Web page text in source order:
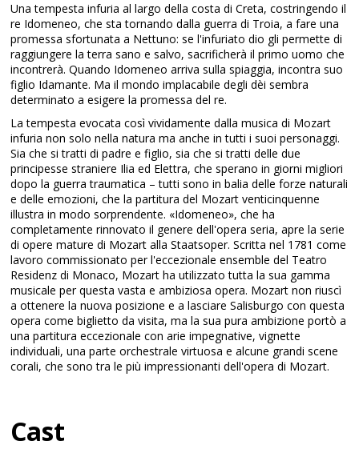
Una tempesta infuria al largo della costa di Creta, costringendo il
re Idomeneo, che sta tornando dalla guerra di Troia, a fare una
promessa sfortunata a Nettuno: se l'infuriato dio gli permette di
raggiungere la terra sano e salvo, sacrificherà il primo uomo che
incontrerà. Quando Idomeneo arriva sulla spiaggia, incontra suo
figlio Idamante. Ma il mondo implacabile degli dèi sembra
determinato a esigere la promessa del re.
La tempesta evocata così vividamente dalla musica di Mozart
infuria non solo nella natura ma anche in tutti i suoi personaggi.
Sia che si tratti di padre e figlio, sia che si tratti delle due
principesse straniere Ilia ed Elettra, che sperano in giorni migliori
dopo la guerra traumatica – tutti sono in balia delle forze naturali
e delle emozioni, che la partitura del Mozart venticinquenne
illustra in modo sorprendente. «Idomeneo», che ha
completamente rinnovato il genere dell'opera seria, apre la serie
di opere mature di Mozart alla Staatsoper. Scritta nel 1781 come
lavoro commissionato per l'eccezionale ensemble del Teatro
Residenz di Monaco, Mozart ha utilizzato tutta la sua gamma
musicale per questa vasta e ambiziosa opera. Mozart non riuscì
a ottenere la nuova posizione e a lasciare Salisburgo con questa
opera come biglietto da visita, ma la sua pura ambizione portò a
una partitura eccezionale con arie impegnative, vignette
individuali, una parte orchestrale virtuosa e alcune grandi scene
corali, che sono tra le più impressionanti dell'opera di Mozart.
Cast